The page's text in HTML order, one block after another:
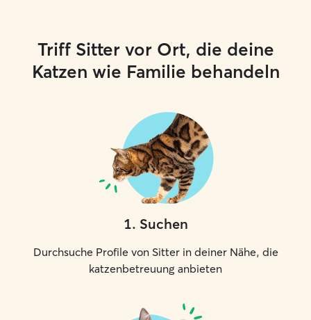
Triff Sitter vor Ort, die deine
Katzen wie Familie behandeln
1. Suchen
Durchsuche Profile von Sitter in deiner Nähe, die
katzenbetreuung anbieten